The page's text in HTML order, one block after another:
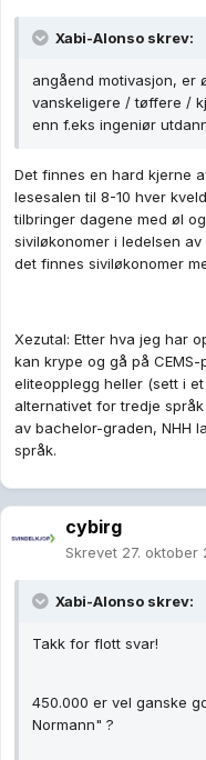
Xabi-Alonso skrev:
angåend motivasjon, er
vanskeligere / tøffere /
enn f.eks ingeniør
Det finnes en hard kjerne
lesesalen til 8-10 hver
tilbringer dagene med øl
siviløkonomer i ledelsen
det finnes siviløkonomer
Xezutal: Etter hva jeg har
kan krype og gå på
eliteopplegg heller (sett i
alternativet for tredje
av bachelor-graden, NHH
språk.
cybirg
Skrevet 27. oktober
Xabi-Alonso skrev:
Takk for flott svar!
450.000 er vel ganske
Normann" ?